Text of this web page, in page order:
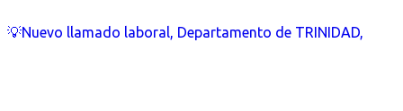
💡Nuevo llamado laboral, Departamento de TRINIDAD,